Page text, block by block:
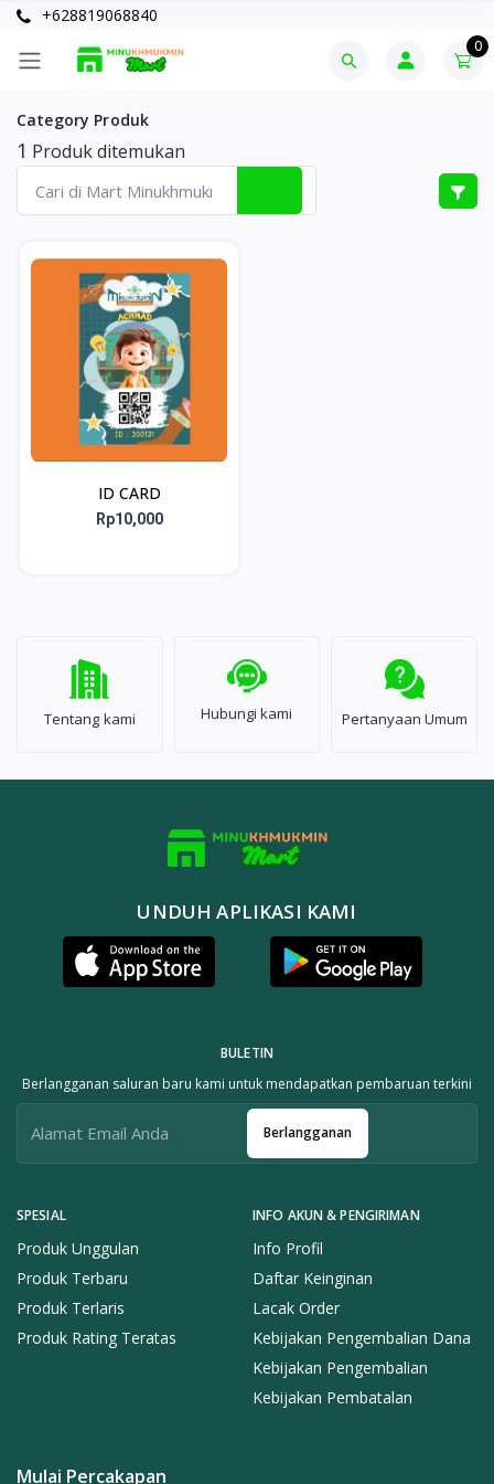
+628819068840
0
Category Produk
1 Produk ditemukan
ID CARD
Rp10,000
Tentang kami Hubungi kami Pertanyaan Umum
UNDUH APLIKASI KAMI
SPESIAL
Produk Unggulan
Produk Terbaru
Produk Terlaris
Produk Rating Teratas
INFO AKUN & PENGIRIMAN
Info Profil
Daftar Keinginan
Lacak Order
Kebijakan Pengembalian Dana
Kebijakan Pengembalian
Kebijakan Pembatalan
BULETIN
Berlangganan saluran baru kami untuk mendapatkan pembaruan terkini
Berlangganan
Mulai Percakapan